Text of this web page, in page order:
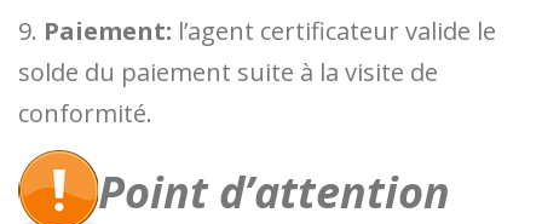
9. Paiement: l’agent certificateur valide le
solde du paiement suite à la visite de
conformité.
Point d’attention